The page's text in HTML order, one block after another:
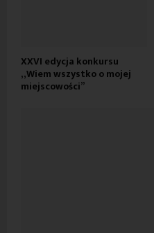
XXVI edycja konkursu
„Wiem wszystko o mojej
miejscowości”